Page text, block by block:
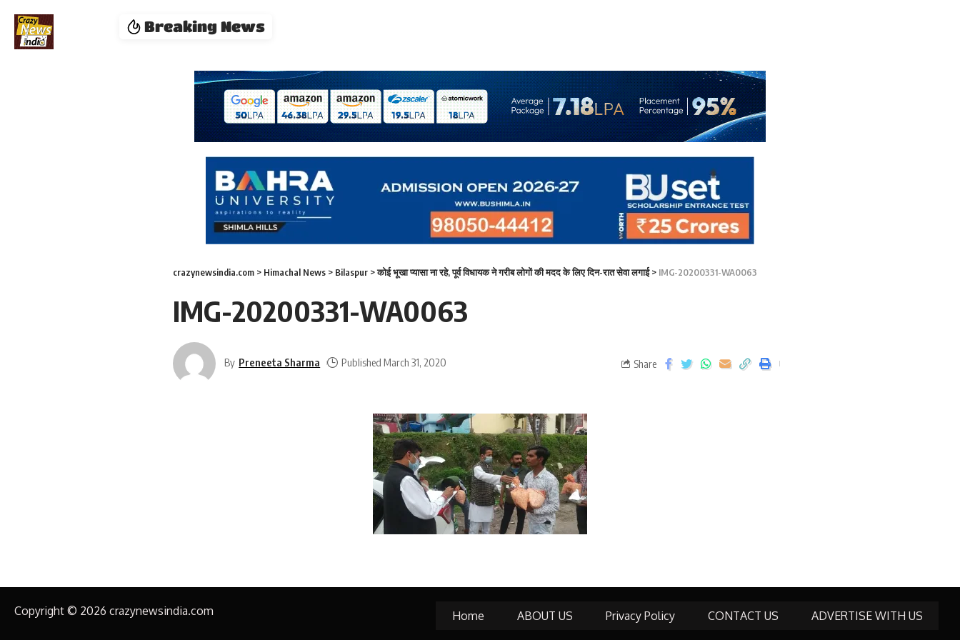
Breaking News
crazynewsindia.com > Himachal News > Bilaspur >कोई भूखा प्यासा ना रहे, पूर्व विधायक ने गरीब लोगों की मदद के लिए दिन-रात सेवा लगाई> IMG-20200331-WA0063
IMG-20200331-WA0063
By Preneeta Sharma Published March 31, 2020 Share
Copyright © 2026 crazynewsindia.com Home ABOUT US Privacy Policy CONTACT US ADVERTISE WITH US